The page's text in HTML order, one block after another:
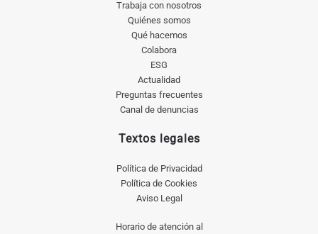
Trabaja con nosotros
Quiénes somos
Qué hacemos
Colabora
ESG
Actualidad
Preguntas frecuentes
Canal de denuncias
Textos legales
Política de Privacidad
Política de Cookies
Aviso Legal
Horario de atención al